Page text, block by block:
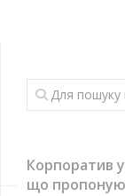
Корпоратив
що